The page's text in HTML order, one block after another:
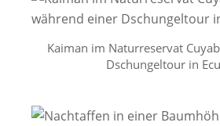
Kaiman im Naturreservat
Dschungeltour in